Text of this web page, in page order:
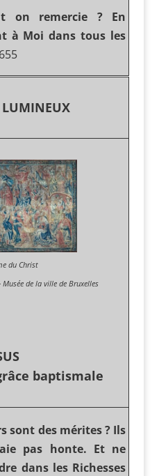
on remercie ? En
à Moi dans tous les
LUMINEUX
du Christ
de la ville de Bruxelles
baptismale
sont des mérites ? Ils
pas honte. Et ne
dans les Richesses